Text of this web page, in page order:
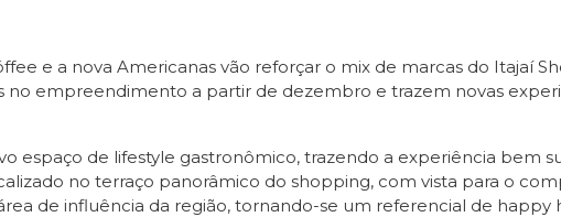
e a nova Americanas vão reforçar o mix de marcas do Itajaí
no empreendimento a partir de dezembro e trazem novas
espaço de lifestyle gastronômico, trazendo a experiência bem
no terraço panorâmico do shopping, com vista para o
de influência da região, tornando-se um referencial de